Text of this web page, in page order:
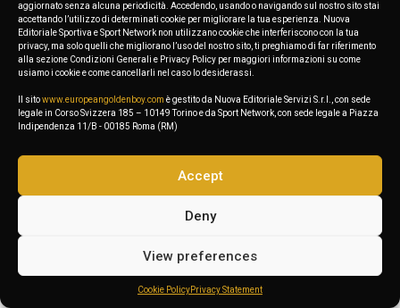
aggiornato senza alcuna periodicità. Accedendo, usando o navigando sul nostro sito stai
accettando l’utilizzo di determinati cookie per migliorare la tua esperienza. Nuova
Editoriale Sportiva e Sport Network non utilizzano cookie che interferiscono con la tua
privacy, ma solo quelli che migliorano l’uso del nostro sito, ti preghiamo di far riferimento
alla sezione Condizioni Generali e Privacy Policy per maggiori informazioni su come
usiamo i cookie e come cancellarli nel caso lo desiderassi.
Il sitowww.europeangoldenboy.com è gestito da Nuova Editoriale Servizi S.r.l., con sede
legale in Corso Svizzera 185 – 10149 Torino e da Sport Network, con sede legale a Piazza
Indipendenza 11/B - 00185 Roma (RM)
Accept
Deny
View preferences
Cookie PolicyPrivacy Statement
The Golden Boy in France
0 Comments 2 Minutes